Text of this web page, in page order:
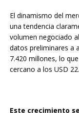
El dinamismo del
una tendencia
volumen negociado
datos preliminares a
7.420 millones, lo
cercano a los USD
Este crecimiento